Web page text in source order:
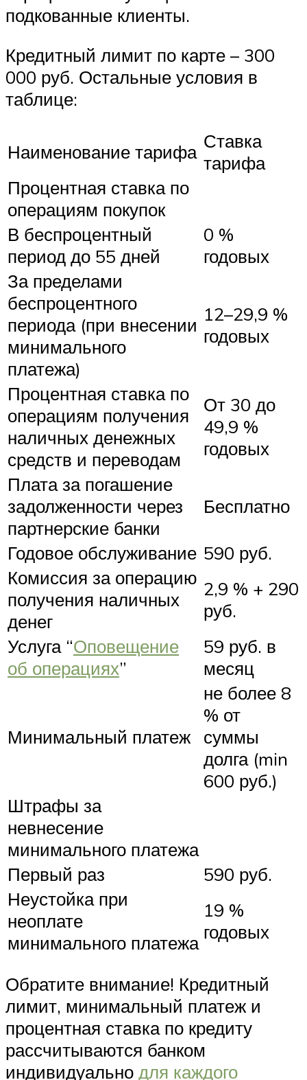
подкованные клиенты.
Кредитный лимит по карте – 300
000 руб. Остальные условия в
таблице:
Наименование тарифа Ставка
тарифа
Процентная ставка по
операциям покупок
В беспроцентный
период до 55 дней
0 %
годовых
За пределами
беспроцентного
периода (при внесении
минимального
платежа)
12–29,9 %
годовых
Процентная ставка по
операциям получения
наличных денежных
средств и переводам
От 30 до
49,9 %
годовых
Плата за погашение
задолженности через
партнерские банки
Бесплатно
Годовое обслуживание 590 руб.
Комиссия за операцию
получения наличных
денег
2,9 % + 290
руб.
Услуга “Оповещение
об операциях”
59 руб. в
месяц
Минимальный платеж
не более 8
% от
суммы
долга (min
600 руб.)
Штрафы за
невнесение
минимального платежа
Первый раз
590 руб.
Неустойка при
неоплате
минимального платежа
19 %
годовых
Обратите внимание! Кредитный
лимит, минимальный платеж и
процентная ставка по кредиту
рассчитываются банком
индивидуально для каждого